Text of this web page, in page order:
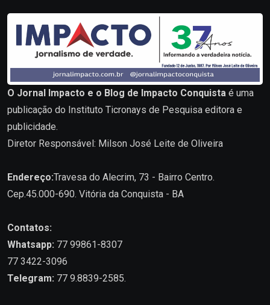
O Jornal Impacto e o Blog de Impacto Conquista é uma
publicação do Instituto Ticronays de Pesquisa editora e
publicidade.
Diretor Responsável: Milson José Leite de Oliveira
Endereço:Travesa do Alecrim, 73 - Bairro Centro.
Cep.45.000-690. Vitória da Conquista - BA
Contatos:
Whatsapp: 77 99861-8307
77 3422-3096
Telegram: 77 9.8839-2585.